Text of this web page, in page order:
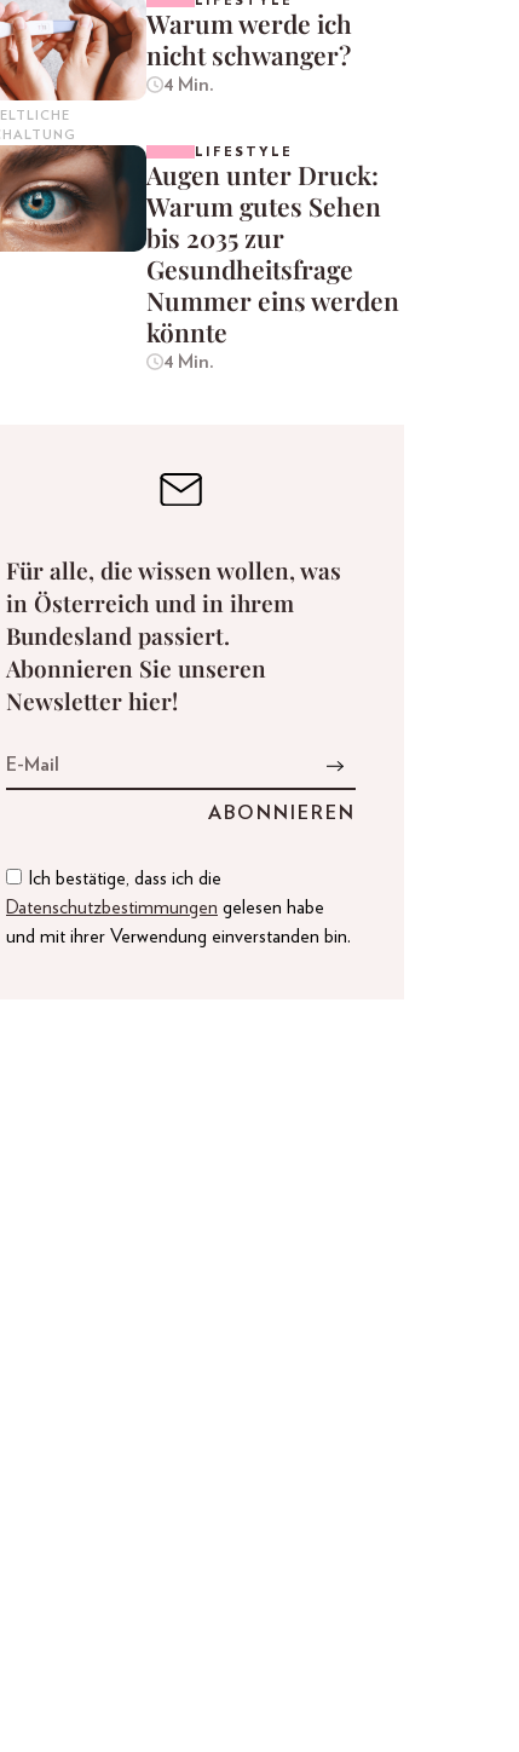
Warum werde ich
nicht schwanger?
4 Min.
LIFESTYLE
Augen unter Druck:
Warum gutes Sehen
bis 2035 zur
Gesundheitsfrage
Nummer eins werden
könnte
4 Min.
Für alle, die wissen wollen, was
in Österreich und in ihrem
Bundesland passiert.
Abonnieren Sie unseren
Newsletter hier!
Ich bestätige, dass ich die
Datenschutzbestimmungen gelesen habe
und mit ihrer Verwendung einverstanden bin.